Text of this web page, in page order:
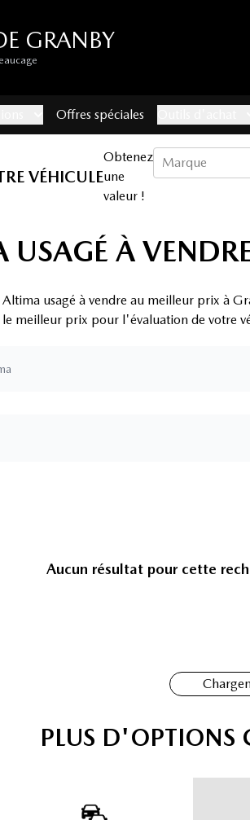
GRANBY
Offres spéciales
VÉHICULE
Obtenez
une
valeur !
Marque
USAGÉ À
Altima usagé à vendre au meilleur prix à
meilleur prix pour l'évaluation de votre
Aucun résultat pour cette
PLUS D'OPTIONS